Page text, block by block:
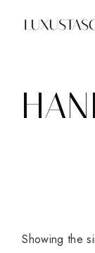
Showing the